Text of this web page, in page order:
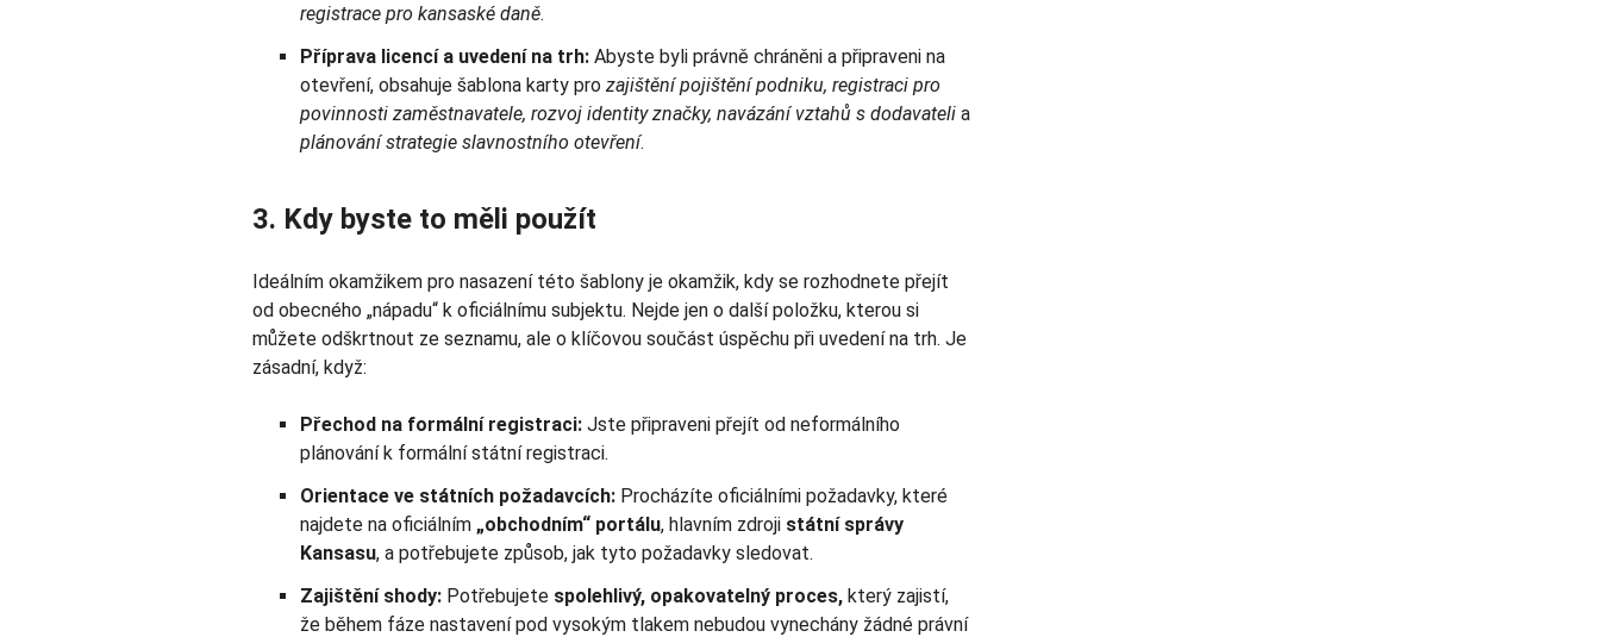
registrace pro kansaské daně.
Příprava licencí a uvedení na trh: Abyste byli právně chráněni a připraveni na
otevření, obsahuje šablona karty pro zajištění pojištění podniku, registraci pro
povinnosti zaměstnavatele, rozvoj identity značky, navázání vztahů s dodavateli a
plánování strategie slavnostního otevření.
3. Kdy byste to měli použít
Ideálním okamžikem pro nasazení této šablony je okamžik, kdy se rozhodnete přejít
od obecného „nápadu“ k oficiálnímu subjektu. Nejde jen o další položku, kterou si
můžete odškrtnout ze seznamu, ale o klíčovou součást úspěchu při uvedení na trh. Je
zásadní, když:
Přechod na formální registraci: Jste připraveni přejít od neformálního
plánování k formální státní registraci.
Orientace ve státních požadavcích: Procházíte oficiálními požadavky, které
najdete na oficiálním „obchodním“ portálu, hlavním zdroji státní správy
Kansasu, a potřebujete způsob, jak tyto požadavky sledovat.
Zajištění shody: Potřebujete spolehlivý, opakovatelný proces, který zajistí,
že během fáze nastavení pod vysokým tlakem nebudou vynechány žádné právní